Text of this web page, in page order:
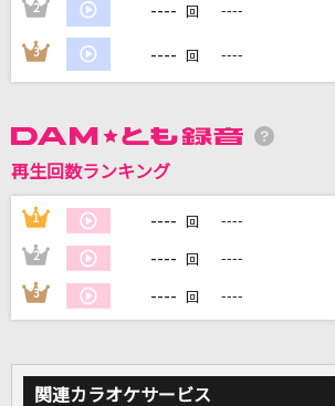
カラオケ最新情報をチェック！
2 ---- 回 ----
3 ---- 回 ----
再生回数ランキング
1 ---- 回 ----
2 ---- 回 ----
3 ---- 回 ----
関連カラオケサービス